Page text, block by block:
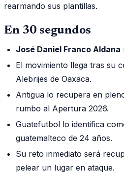
rearmando sus plantillas.
En 30 segundos
José Daniel Franco Aldana
El movimiento llega tras su
Alebrijes de Oaxaca.
Antigua lo recupera en
rumbo al Apertura 2026.
Guatefutbol lo identifica
guatemalteco de 24 años.
Su reto inmediato será
pelear un lugar en ataque.